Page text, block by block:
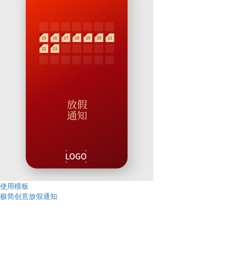
使用模板
极简创意放假通知